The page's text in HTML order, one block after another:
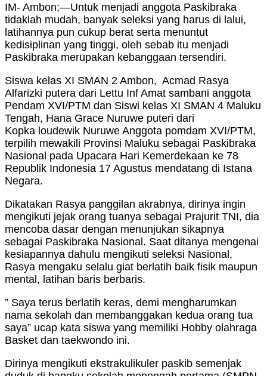
IM- Ambon;—Untuk menjadi anggota Paskibraka
tidaklah mudah, banyak seleksi yang harus di lalui,
latihannya pun cukup berat serta menuntut
kedisiplinan yang tinggi, oleh sebab itu menjadi
Paskibraka merupakan kebanggaan tersendiri.
Siswa kelas XI SMAN 2 Ambon, Acmad Rasya
Alfarizki putera dari Lettu Inf Amat sambani anggota
Pendam XVI/PTM dan Siswi kelas XI SMAN 4 Maluku
Tengah, Hana Grace Nuruwe puteri dari
Kopka loudewik Nuruwe Anggota pomdam XVI/PTM,
terpilih mewakili Provinsi Maluku sebagai Paskibraka
Nasional pada Upacara Hari Kemerdekaan ke 78
Republik Indonesia 17 Agustus mendatang di Istana
Negara.
Dikatakan Rasya panggilan akrabnya, dirinya ingin
mengikuti jejak orang tuanya sebagai Prajurit TNI, dia
mencoba dasar dengan menunjukan sikapnya
sebagai Paskibraka Nasional. Saat ditanya mengenai
kesiapannya dahulu mengikuti seleksi Nasional,
Rasya mengaku selalu giat berlatih baik fisik maupun
mental, latihan baris berbaris.
” Saya terus berlatih keras, demi mengharumkan
nama sekolah dan membanggakan kedua orang tua
saya” ucap kata siswa yang memiliki Hobby olahraga
Basket dan taekwondo ini.
Dirinya mengikuti ekstrakulikuler paskib semenjak